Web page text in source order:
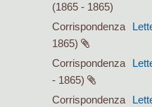
(1865 - 1865)
Corrispondenza
1865)
Corrispondenza
- 1865)
Corrispondenza